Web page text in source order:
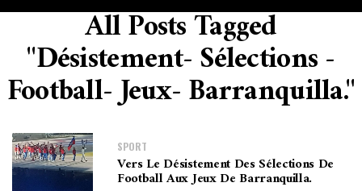
All Posts Tagged
"désistement- Sélections -
Football- Jeux- Barranquilla."
SPORT
Vers Le Désistement Des Sélections De
Football Aux Jeux De Barranquilla.